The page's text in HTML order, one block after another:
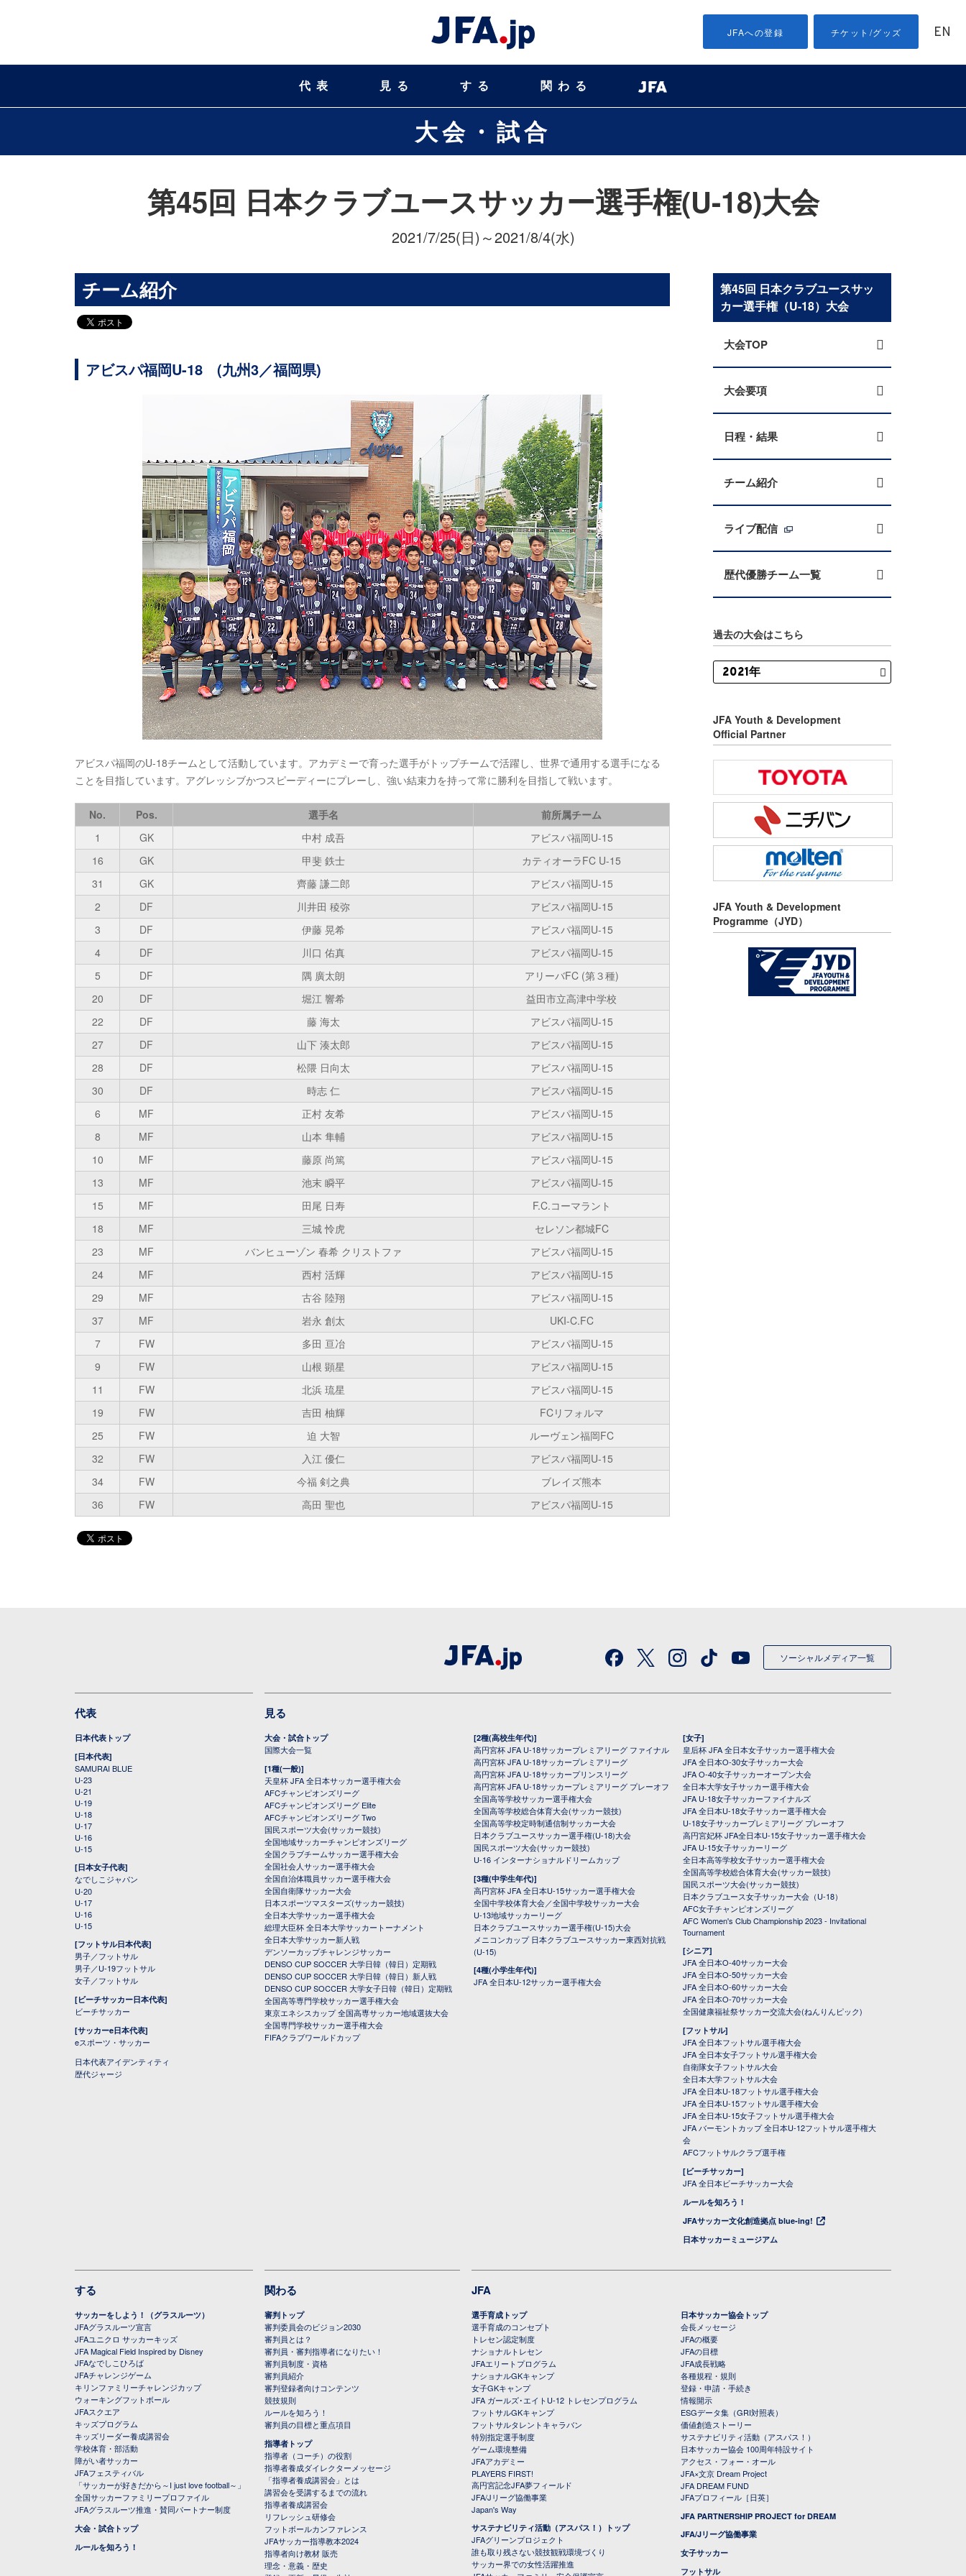
JFAへの登録 チケット/グッズ EN
代表 見る する 関わる
大会・試合
第45回 日本クラブユースサッカー選手権(U-18)大会
2021/7/25(日)～2021/8/4(水)
チーム紹介
アビスパ福岡U-18 (九州3／福岡県)
アビスパ福岡のU-18チームとして活動しています。アカデミーで育った選手がトップチームで活躍し、世界で通用する選手になる
ことを目指しています。アグレッシブかつスピーディーにプレーし、強い結束力を持って常に勝利を目指して戦います。
No. Pos. 選手名
前所属チーム
1
GK 中村 成吾
アビスパ福岡U-15
16
GK 甲斐 鉄士
カティオーラFC U-15
31
GK 齊藤 謙二郎
アビスパ福岡U-15
2
DF 川井田 稜弥
アビスパ福岡U-15
3
DF 伊藤 晃希
アビスパ福岡U-15
4
DF 川口 佑真
アビスパ福岡U-15
5
DF 隅 廣太朗
アリーバFC (第３種)
20
DF 堀江 響希
益田市立高津中学校
22
DF 藤 海太
アビスパ福岡U-15
27
DF 山下 湊太郎
アビスパ福岡U-15
28
DF 松隈 日向太
アビスパ福岡U-15
30
DF 時志 仁
アビスパ福岡U-15
6
MF 正村 友希
アビスパ福岡U-15
8
MF 山本 隼輔
アビスパ福岡U-15
10
MF 藤原 尚篤
アビスパ福岡U-15
13
MF 池末 瞬平
アビスパ福岡U-15
15
MF 田尾 日寿
F.C.コーマラント
18
MF 三城 怜虎
セレソン都城FC
23
MF バンヒューゾン 春希 クリストファ
アビスパ福岡U-15
24
MF 西村 活輝
アビスパ福岡U-15
29
MF 古谷 陸翔
アビスパ福岡U-15
37
MF 岩永 創太
UKI-C.FC
7
FW 多田 亘冶
アビスパ福岡U-15
9
FW 山根 顕星
アビスパ福岡U-15
11
FW 北浜 琉星
アビスパ福岡U-15
19
FW 吉田 柚輝
FCリフォルマ
25
FW 迫 大智
ルーヴェン福岡FC
32
FW 入江 優仁
アビスパ福岡U-15
34
FW 今福 剣之典
ブレイズ熊本
36
FW 高田 聖也 アビスパ福岡U-15
第45回 日本クラブユースサッ
カー選手権（U-18）大会
大会TOP
大会要項
日程・結果
チーム紹介
ライブ配信
歴代優勝チーム一覧
過去の大会はこちら
JFA Youth & Development
Official Partner
JFA Youth & Development
Programme（JYD）
ソーシャルメディア一覧
代表
日本代表トップ
[日本代表]
SAMURAI BLUE
U-23
U-21
U-19
U-18
U-17
U-16
U-15
[日本女子代表]
なでしこジャパン
U-20
U-17
U-16
U-15
[フットサル日本代表]
男子／フットサル
男子／U-19フットサル
女子／フットサル
[ビーチサッカー日本代表]
ビーチサッカー
[サッカーe日本代表]
eスポーツ・サッカー
日本代表アイデンティティ
歴代ジャージ
見る
大会・試合トップ
国際大会一覧
[1種(一般)]
天皇杯 JFA 全日本サッカー選手権大会
AFCチャンピオンズリーグ
AFCチャンピオンズリーグ Elite
AFCチャンピオンズリーグ Two
国民スポーツ大会(サッカー競技)
全国地域サッカーチャンピオンズリーグ
全国クラブチームサッカー選手権大会
全国社会人サッカー選手権大会
全国自治体職員サッカー選手権大会
全国自衛隊サッカー大会
日本スポーツマスターズ(サッカー競技)
全日本大学サッカー選手権大会
総理大臣杯 全日本大学サッカートーナメント
全日本大学サッカー新人戦
デンソーカップチャレンジサッカー
DENSO CUP SOCCER 大学日韓（韓日）定期戦
DENSO CUP SOCCER 大学日韓（韓日）新人戦
DENSO CUP SOCCER 大学女子日韓（韓日）定期戦
全国高等専門学校サッカー選手権大会
東京エネシスカップ 全国高専サッカー地域選抜大会
全国専門学校サッカー選手権大会
FIFAクラブワールドカップ
[2種(高校生年代)]
高円宮杯 JFA U-18サッカープレミアリーグ ファイナル
高円宮杯 JFA U-18サッカープレミアリーグ
高円宮杯 JFA U-18サッカープリンスリーグ
高円宮杯 JFA U-18サッカープレミアリーグ プレーオフ
全国高等学校サッカー選手権大会
全国高等学校総合体育大会(サッカー競技)
全国高等学校定時制通信制サッカー大会
日本クラブユースサッカー選手権(U-18)大会
国民スポーツ大会(サッカー競技)
U-16 インターナショナルドリームカップ
[3種(中学生年代)]
高円宮杯 JFA 全日本U-15サッカー選手権大会
全国中学校体育大会／全国中学校サッカー大会
U-13地域サッカーリーグ
日本クラブユースサッカー選手権(U-15)大会
メニコンカップ 日本クラブユースサッカー東西対抗戦
(U-15)
[4種(小学生年代)]
JFA 全日本U-12サッカー選手権大会
[女子]
皇后杯 JFA 全日本女子サッカー選手権大会
JFA 全日本O-30女子サッカー大会
JFA O-40女子サッカーオープン大会
全日本大学女子サッカー選手権大会
JFA U-18女子サッカーファイナルズ
JFA 全日本U-18女子サッカー選手権大会
U-18女子サッカープレミアリーグ プレーオフ
高円宮妃杯 JFA全日本U-15女子サッカー選手権大会
JFA U-15女子サッカーリーグ
全日本高等学校女子サッカー選手権大会
全国高等学校総合体育大会(サッカー競技)
国民スポーツ大会(サッカー競技)
日本クラブユース女子サッカー大会（U-18）
AFC女子チャンピオンズリーグ
AFC Women's Club Championship 2023 - Invitational
Tournament
[シニア]
JFA 全日本O-40サッカー大会
JFA 全日本O-50サッカー大会
JFA 全日本O-60サッカー大会
JFA 全日本O-70サッカー大会
全国健康福祉祭サッカー交流大会(ねんりんピック)
[フットサル]
JFA 全日本フットサル選手権大会
JFA 全日本女子フットサル選手権大会
自衛隊女子フットサル大会
全日本大学フットサル大会
JFA 全日本U-18フットサル選手権大会
JFA 全日本U-15フットサル選手権大会
JFA 全日本U-15女子フットサル選手権大会
JFA バーモントカップ 全日本U-12フットサル選手権大
会
AFCフットサルクラブ選手権
[ビーチサッカー]
JFA 全日本ビーチサッカー大会
ルールを知ろう！
JFAサッカー文化創造拠点 blue-ing!
日本サッカーミュージアム
する
サッカーをしよう！（グラスルーツ）
JFAグラスルーツ宣言
JFAユニクロ サッカーキッズ
JFA Magical Field Inspired by Disney
JFAなでしこひろば
JFAチャレンジゲーム
キリンファミリーチャレンジカップ
ウォーキングフットボール
JFAスクエア
キッズプログラム
キッズリーダー養成講習会
学校体育・部活動
障がい者サッカー
JFAフェスティバル
「サッカーが好きだから～I just love football～」
全国サッカーファミリープロファイル
JFAグラスルーツ推進・賛同パートナー制度
大会・試合トップ
ルールを知ろう！
関わる
審判トップ
審判委員会のビジョン2030
審判員とは？
審判員・審判指導者になりたい！
審判員制度・資格
審判員紹介
審判登録者向けコンテンツ
競技規則
ルールを知ろう！
審判員の目標と重点項目
指導者トップ
指導者（コーチ）の役割
指導者養成ダイレクターメッセージ
「指導者養成講習会」とは
講習会を受講するまでの流れ
指導者養成講習会
リフレッシュ研修会
フットボールカンファレンス
JFAサッカー指導教本2024
指導者向け教材 販売
理念・意義・歴史
JFA
選手育成トップ
選手育成のコンセプト
トレセン認定制度
ナショナルトレセン
JFAエリートプログラム
ナショナルGKキャンプ
女子GKキャンプ
JFA ガールズ･エイトU-12 トレセンプログラム
フットサルGKキャンプ
フットサルタレントキャラバン
特別指定選手制度
ゲーム環境整備
JFAアカデミー
PLAYERS FIRST!
高円宮記念JFA夢フィールド
JFA/Jリーグ協働事業
Japan's Way
サステナビリティ活動（アスパス！）トップ
JFAグリーンプロジェクト
誰も取り残さない競技観戦環境づくり
サッカー界での女性活躍推進
日本サッカー協会トップ
会長メッセージ
JFAの概要
JFAの目標
JFA成長戦略
各種規程・規則
登録・申請・手続き
情報開示
ESGデータ集（GRI対照表）
価値創造ストーリー
サステナビリティ活動（アスパス！）
日本サッカー協会 100周年特設サイト
アクセス・フォー・オール
JFA×文京 Dream Project
JFA DREAM FUND
JFAプロフィール［日英］
JFA PARTNERSHIP PROJECT for DREAM
JFA/Jリーグ協働事業
女子サッカー
フットサル